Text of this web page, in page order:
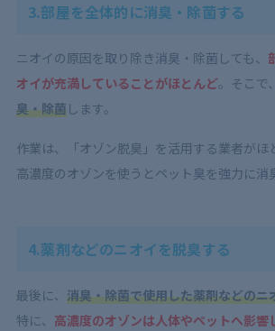
3.部屋を全体的に消臭・除菌する
ニオイの原因を取り除き消臭・除菌しても、
オイが充満していることがほとんど。そこで、
臭・除菌します。
作業は、「オゾン脱臭」を活用する業者がほ
高濃度のオゾンを使うとペット臭を強力に消
4.薬剤などのニオイを脱臭する
最後に、 消臭・除菌で使用した薬剤などのニ
特に、 高濃度のオゾンは人体やペットへ影響